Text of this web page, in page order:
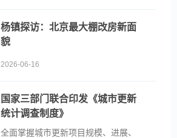
杨镇探访：北京最大棚改房新面
貌
2026-06-16
国家三部门联合印发《城市更新
统计调查制度》
全面掌握城市更新项目规模、进展、